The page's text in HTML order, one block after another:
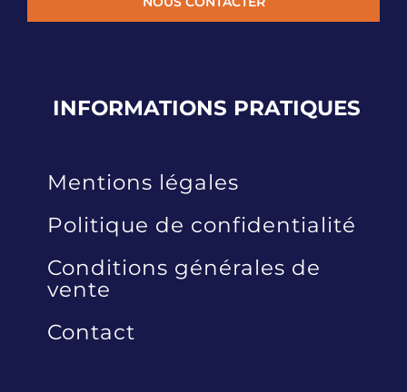
INFORMATIONS PRATIQUES
Mentions légales
Politique de confidentialité
Conditions générales de
vente
Contact